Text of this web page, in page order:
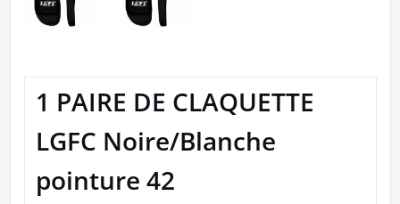
1 PAIRE DE CLAQUETTE
LGFC Noire/Blanche
pointure 42